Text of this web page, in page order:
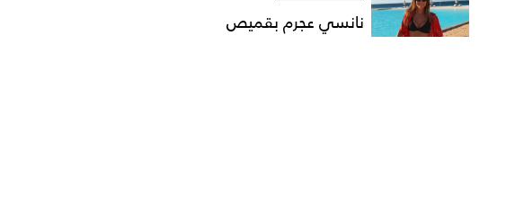
نانسي عجرم بقميص